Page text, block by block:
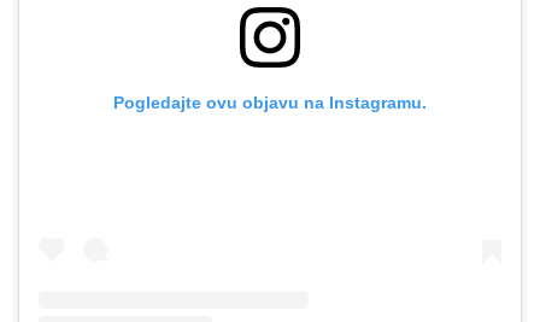
Pogledajte ovu objavu na Instagramu.